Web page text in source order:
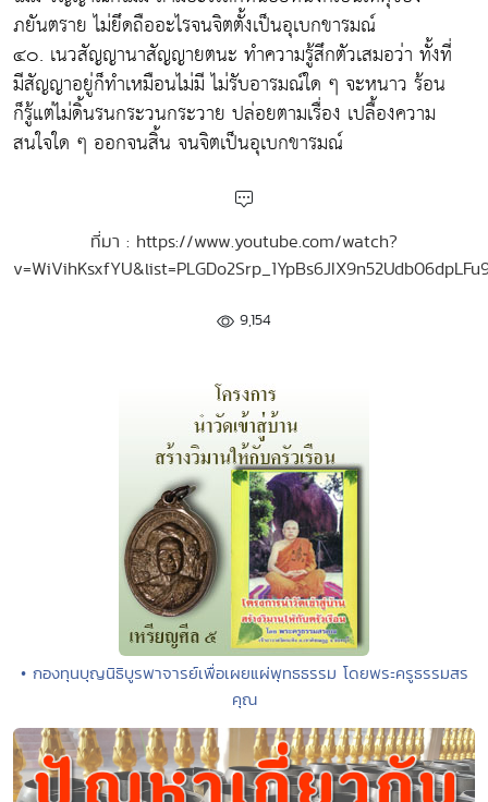
ภยันตราย ไม่ยึดถืออะไรจนจิตตั้งเป็นอุเบกขารมณ์
๔๐. เนวสัญญานาสัญญายตนะ ทำความรู้สึกตัวเสมอว่า ทั้งที่
มีสัญญาอยู่ก็ทำเหมือนไม่มี ไม่รับอารมณ์ใด ๆ จะหนาว ร้อน
ก็รู้แต่ไม่ดิ้นรนกระวนกระวาย ปล่อยตามเรื่อง เปลื้องความ
สนใจใด ๆ ออกจนสิ้น จนจิตเป็นอุเบกขารมณ์
ที่มา : https://www.youtube.com/watch?
9,154
• กองทุนบุญนิธิบูรพาจารย์เพื่อเผยแผ่พุทธธรรม โดยพระครูธรรมสร
คุณ